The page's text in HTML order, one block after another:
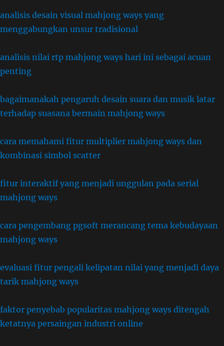
analisis desain visual mahjong ways yang
menggabungkan unsur tradisional
analisis nilai rtp mahjong ways hari ini sebagai acuan
penting
bagaimanakah pengaruh desain suara dan musik latar
terhadap suasana bermain mahjong ways
cara memahami fitur multiplier mahjong ways dan
kombinasi simbol scatter
fitur interaktif yang menjadi unggulan pada serial
mahjong ways
cara pengembang pgsoft merancang tema kebudayaan
mahjong ways
evaluasi fitur pengali kelipatan nilai yang menjadi daya
tarik mahjong ways
faktor penyebab popularitas mahjong ways ditengah
ketatnya persaingan industri online